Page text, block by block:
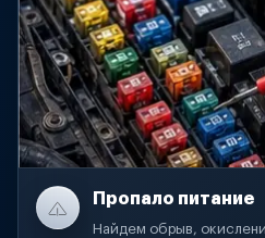
Пропало питание
Найдем обрыв,